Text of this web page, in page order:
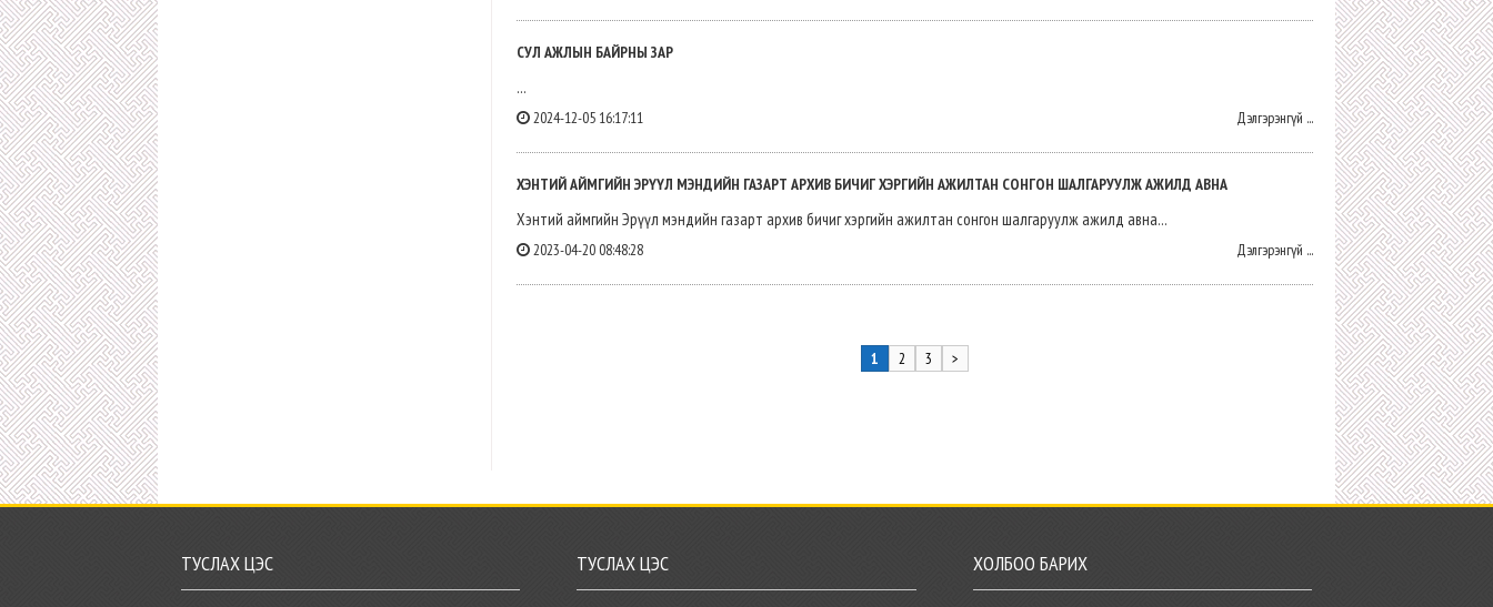
СУЛ АЖЛЫН БАЙРНЫ ЗАР
...
2024-12-05 16:17:11 Дэлгэрэнгүй ...
ХЭНТИЙ АЙМГИЙН ЭРҮҮЛ МЭНДИЙН ГАЗАРТ АРХИВ БИЧИГ ХЭРГИЙН АЖИЛТАН СОНГОН ШАЛГАРУУЛЖ АЖИЛД АВНА
Хэнтий аймгийн Эрүүл мэндийн газарт архив бичиг хэргийн ажилтан сонгон шалгаруулж ажилд авна...
2023-04-20 08:48:28 Дэлгэрэнгүй ...
1 2 3 >
ТУСЛАХ ЦЭС ТУСЛАХ ЦЭС ХОЛБОО БАРИХ